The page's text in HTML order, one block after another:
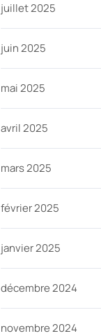
juillet 2025
juin 2025
mai 2025
avril 2025
mars 2025
février 2025
janvier 2025
décembre 2024
novembre 2024